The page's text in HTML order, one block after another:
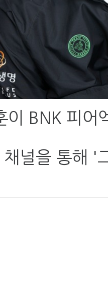
이 BNK 피어
널을 통해 '